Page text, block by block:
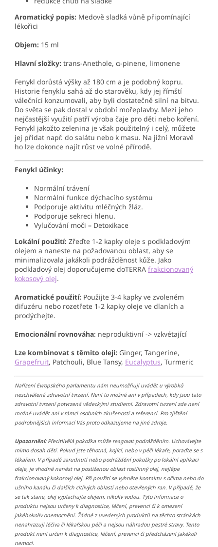
Aromatický popis: Medově sladká vůně připomínající
lékořici
Objem: 15 ml
Hlavní složky: trans-Anethole, α-pinene, limonene
Fenykl dorůstá výšky až 180 cm a je podobný kopru.
Historie fenyklu sahá až do starověku, kdy jej římští
válečníci konzumovali, aby byli dostatečně silní na bitvu.
Do světa se pak dostal v období mořeplavby. Mezi jeho
nejčastější využití patří výroba čaje pro děti nebo koření.
Fenykl jakožto zelenina je však použitelný i celý, můžete
jej přidat např. do salátu nebo k masu. Na jižní Moravě
ho lze dokonce najít růst ve volné přírodě.
Fenykl účinky:
Normální trávení
Normální funkce dýchacího systému
Podporuje aktivitu mléčných žláz.
Podporuje sekreci hlenu.
Vylučování moči – Detoxikace
Lokální použití: Zřeďte 1-2 kapky oleje s podkladovým
olejem a naneste na požadovanou oblast, aby se
minimalizovala jakákoli podrážděnost kůže. Jako
podkladový olej doporučujeme doTERRA frakcionovaný
kokosový olej.
Aromatické použití: Použijte 3-4 kapky ve zvoleném
difuzéru nebo rozetřete 1-2 kapky oleje ve dlaních a
prodýchejte.
Emocionální rovnováha: neproduktivní -> vzkvétající
Lze kombinovat s těmito oleji: Ginger, Tangerine,
Grapefruit, Patchouli, Blue Tansy, Eucalyptus, Turmeric
Nařízení Evropského parlamentu nám neumožňují uvádět u výrobků
neschválená zdravotní tvrzení. Není to možné ani v případech, kdy jsou tato
zdravotní tvrzení potvrzená vědeckými studiemi. Zdravotní tvrzení zde není
možné uvádět ani v rámci osobních zkušeností a referencí. Pro zjištění
podrobnějších informací Vás proto odkazujeme na jiné zdroje.
Upozornění: Přecitlivělá pokožka může reagovat podrážděním. Uchovávejte
mimo dosah dětí. Pokud jste těhotná, kojící, nebo v péči lékaře, poraďte se s
lékařem. V případě zarudnutí nebo podráždění pokožky po lokální aplikaci
oleje, je vhodné nanést na postiženou oblast rostlinný olej, nejlépe
frakcionovaný kokosový olej. Při použití se vyhněte kontaktu s očima nebo do
ušního kanálu či dalších citlivých oblastí nebo otevřených ran. V případě, že
se tak stane, olej vyplachujte olejem, nikoliv vodou. Tyto informace o
produktu nejsou určeny k diagnostice, léčení, prevenci či k omezení
jakéhokoliv onemocnění. Žádné z uvedených produktů na těchto stránkách
nenahrazují léčiva či lékařskou péči a nejsou náhradou pestré stravy. Tento
produkt není určen k diagnostice, léčení, prevenci či předcházení jakékoli
nemoci.